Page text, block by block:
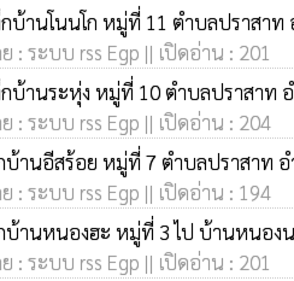
านโนนโก หมู่ที่ 11 ตำบลปราสาท
: ระบบ rss Egp || เปิดอ่าน : 201
บ้านระหุ่ง หมู่ที่ 10 ตำบลปราสาท
: ระบบ rss Egp || เปิดอ่าน : 204
านอีสร้อย หมู่ที่ 7 ตำบลปราสาท อ
: ระบบ rss Egp || เปิดอ่าน : 194
บ้านหนองฮะ หมู่ที่ 3 ไป บ้านหนอง
: ระบบ rss Egp || เปิดอ่าน : 201